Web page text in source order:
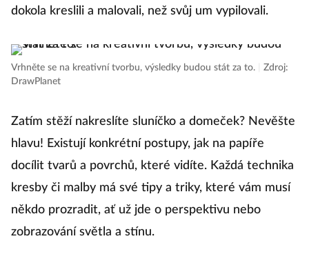
dokola kreslili a malovali, než svůj um vypilovali.
Vrhněte se na kreativní tvorbu, výsledky budou stát za to.
Zdroj:
DrawPlanet
Zatím stěží nakreslíte sluníčko a domeček? Nevěšte
hlavu! Existují konkrétní postupy, jak na papíře
docílit tvarů a povrchů, které vidíte. Každá technika
kresby či malby má své tipy a triky, které vám musí
někdo prozradit, ať už jde o perspektivu nebo
zobrazování světla a stínu.